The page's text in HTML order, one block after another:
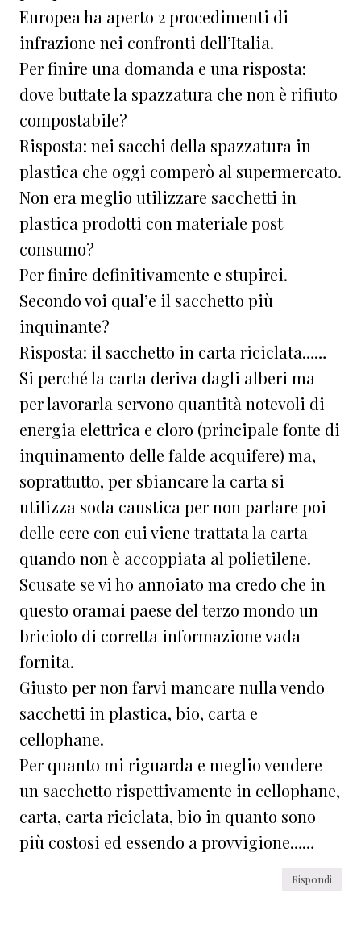
Europea ha aperto 2 procedimenti di
infrazione nei confronti dell’Italia.
Per finire una domanda e una risposta:
dove buttate la spazzatura che non è rifiuto
compostabile?
Risposta: nei sacchi della spazzatura in
plastica che oggi comperò al supermercato.
Non era meglio utilizzare sacchetti in
plastica prodotti con materiale post
consumo?
Per finire definitivamente e stupirei.
Secondo voi qual’e il sacchetto più
inquinante?
Risposta: il sacchetto in carta riciclata……
Si perché la carta deriva dagli alberi ma
per lavorarla servono quantità notevoli di
energia elettrica e cloro (principale fonte di
inquinamento delle falde acquifere) ma,
soprattutto, per sbiancare la carta si
utilizza soda caustica per non parlare poi
delle cere con cui viene trattata la carta
quando non è accoppiata al polietilene.
Scusate se vi ho annoiato ma credo che in
questo oramai paese del terzo mondo un
briciolo di corretta informazione vada
fornita.
Giusto per non farvi mancare nulla vendo
sacchetti in plastica, bio, carta e
cellophane.
Per quanto mi riguarda e meglio vendere
un sacchetto rispettivamente in cellophane,
carta, carta riciclata, bio in quanto sono
più costosi ed essendo a provvigione……
Rispondi